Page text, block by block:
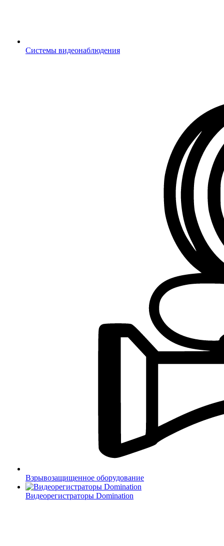
Системы видеонаблюдения
Взрывозащищенное оборудование
Видеорегистраторы Domination